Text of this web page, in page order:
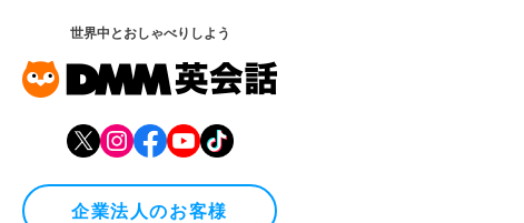
世界中とおしゃべりしよう
企業法人のお客様